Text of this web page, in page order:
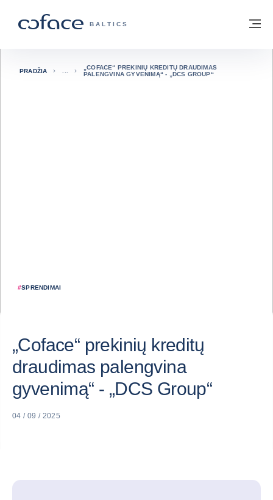
„COFACE“ FOR TRADE - GRUPĖS
BALTICS
Grįžti į pradžią
#SPRENDIMAI
PRADŽIA
„COFACE“ PREKINIŲ KREDITŲ DRAUDIMAS
PALENGVINA GYVENIMĄ“ - „DCS GROUP“
„Coface“ prekinių kreditų
draudimas palengvina
gyvenimą“ - „DCS Group“
04 / 09 / 2025